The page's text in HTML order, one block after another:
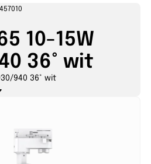
10-15W
36° wit
940 36° wit